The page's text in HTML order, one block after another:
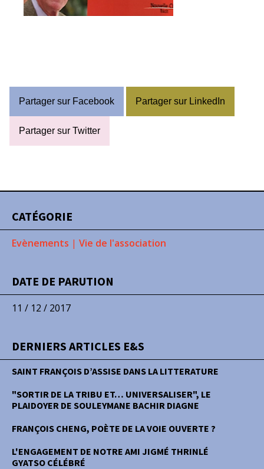
CATÉGORIE
Evènements | Vie de l'association
DATE DE PARUTION
11 / 12 / 2017
DERNIERS ARTICLES E&S
SAINT FRANÇOIS D’ASSISE DANS LA LITTERATURE
"SORTIR DE LA TRIBU ET… UNIVERSALISER", LE
PLAIDOYER DE SOULEYMANE BACHIR DIAGNE
FRANÇOIS CHENG, POÈTE DE LA VOIE OUVERTE ?
L'ENGAGEMENT DE NOTRE AMI JIGMÉ THRINLÉ
GYATSO CÉLÉBRÉ
Partager sur Facebook Partager sur LinkedIn
Partager sur Twitter